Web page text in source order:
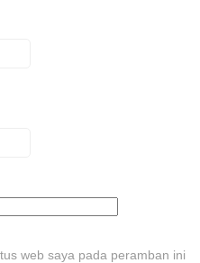
web saya pada peramban ini